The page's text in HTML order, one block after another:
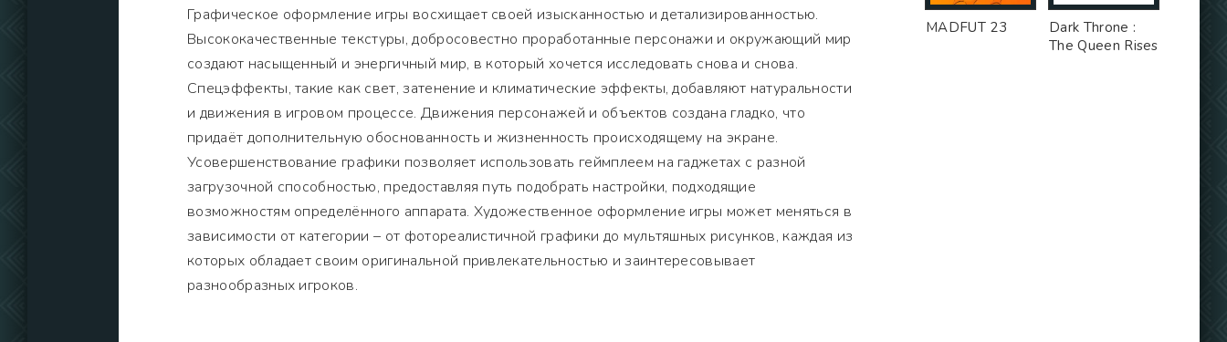
Графическое оформление игры восхищает своей изысканностью и детализированностью.
Высококачественные текстуры, добросовестно проработанные персонажи и окружающий мир
создают насыщенный и энергичный мир, в который хочется исследовать снова и снова.
Спецэффекты, такие как свет, затенение и климатические эффекты, добавляют натуральности
и движения в игровом процессе. Движения персонажей и объектов создана гладко, что
придаёт дополнительную обоснованность и жизненность происходящему на экране.
Усовершенствование графики позволяет использовать геймплеем на гаджетах с разной
загрузочной способностью, предоставляя путь подобрать настройки, подходящие
возможностям определённого аппарата. Художественное оформление игры может меняться в
зависимости от категории – от фотореалистичной графики до мультяшных рисунков, каждая из
которых обладает своим оригинальной привлекательностью и заинтересовывает
разнообразных игроков.
MADFUT 23
Dark Throne :
The Queen Rises